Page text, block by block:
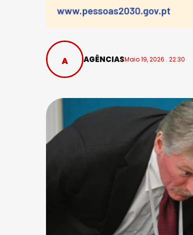
AGÊNCIASMaio 19, 2026 . 22:30